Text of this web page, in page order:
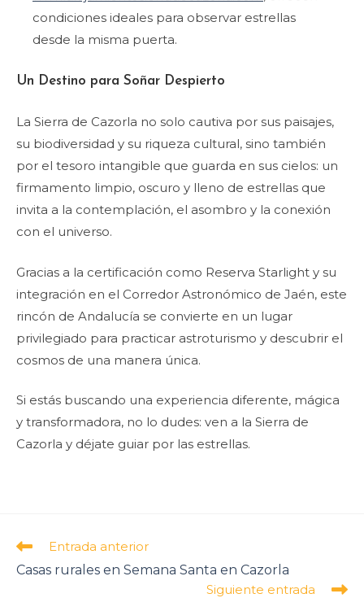
condiciones ideales para observar estrellas
desde la misma puerta.
Un Destino para Soñar Despierto
La Sierra de Cazorla no solo cautiva por sus paisajes,
su biodiversidad y su riqueza cultural, sino también
por el tesoro intangible que guarda en sus cielos: un
firmamento limpio, oscuro y lleno de estrellas que
invita a la contemplación, el asombro y la conexión
con el universo.
Gracias a la certificación como Reserva Starlight y su
integración en el Corredor Astronómico de Jaén, este
rincón de Andalucía se convierte en un lugar
privilegiado para practicar astroturismo y descubrir el
cosmos de una manera única.
Si estás buscando una experiencia diferente, mágica
y transformadora, no lo dudes: ven a la Sierra de
Cazorla y déjate guiar por las estrellas.
Leer
artículos
Entrada anterior
Casas rurales en Semana Santa en Cazorla
Siguiente entrada